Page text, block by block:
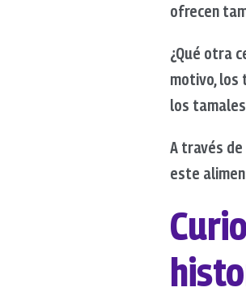
ofrecen
¿Qué otra
motivo, los
los
A través
este